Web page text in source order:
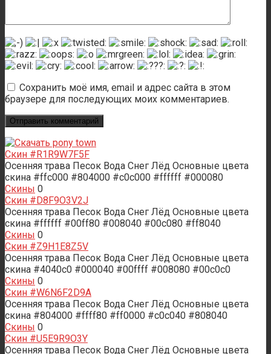
Сохранить моё имя, email и адрес сайта в этом
браузере для последующих моих комментариев.
Скин #R1R9W7F5F
Осенняя трава Песок Вода Снег Лёд Основные цвета
скина #ffc000 #804000 #c0c000 #ffffff #000080
Скины 0
Скин #D8F9O3V2J
Осенняя трава Песок Вода Снег Лёд Основные цвета
скина #ffffff #00ff80 #008040 #00c080 #ff8040
Скины 0
Скин #Z9H1E8Z5V
Осенняя трава Песок Вода Снег Лёд Основные цвета
скина #4040c0 #000040 #00ffff #008080 #00c0c0
Скины 0
Скин #W6N6F2D9A
Осенняя трава Песок Вода Снег Лёд Основные цвета
скина #804000 #ffff80 #ff0000 #c0c040 #808040
Скины 0
Скин #U5E9R9O3Y
Осенняя трава Песок Вода Снег Лёд Основные цвета